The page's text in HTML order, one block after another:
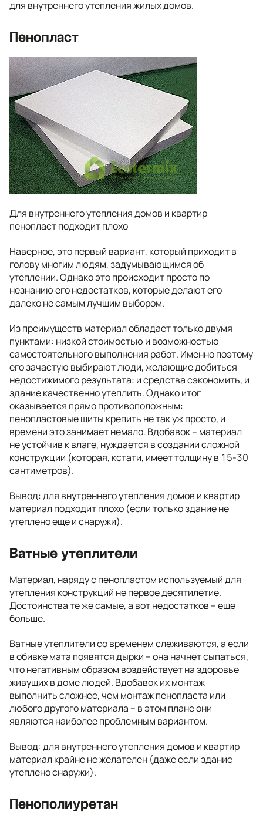
для внутреннего утепления жилых домов.
Пенопласт
Для внутреннего утепления домов и квартир
пенопласт подходит плохо
Наверное, это первый вариант, который приходит в
голову многим людям, задумывающимся об
утеплении. Однако это происходит просто по
незнанию его недостатков, которые делают его
далеко не самым лучшим выбором.
Из преимуществ материал обладает только двумя
пунктами: низкой стоимостью и возможностью
самостоятельного выполнения работ. Именно поэтому
его зачастую выбирают люди, желающие добиться
недостижимого результата: и средства сэкономить, и
здание качественно утеплить. Однако итог
оказывается прямо противоположным:
пенопластовые щиты крепить не так уж просто, и
времени это занимает немало. Вдобавок – материал
не устойчив к влаге, нуждается в создании сложной
конструкции (которая, кстати, имеет толщину в 15-30
сантиметров).
Вывод: для внутреннего утепления домов и квартир
материал подходит плохо (если только здание не
утеплено еще и снаружи).
Ватные утеплители
Материал, наряду с пенопластом используемый для
утепления конструкций не первое десятилетие.
Достоинства те же самые, а вот недостатков – еще
больше.
Ватные утеплители со временем слеживаются, а если
в обивке мата появятся дырки – она начнет сыпаться,
что негативным образом воздействует на здоровье
живущих в доме людей. Вдобавок их монтаж
выполнить сложнее, чем монтаж пенопласта или
любого другого материала – в этом плане они
являются наиболее проблемным вариантом.
Вывод: для внутреннего утепления домов и квартир
материал крайне не желателен (даже если здание
утеплено снаружи).
Пенополиуретан